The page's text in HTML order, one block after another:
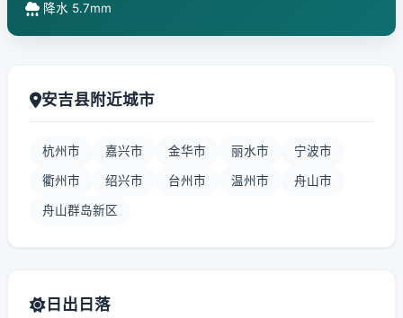
降水 5.7mm
安吉县附近城市
杭州市 嘉兴市 金华市 丽水市 宁波市
衢州市 绍兴市 台州市 温州市 舟山市
舟山群岛新区
日出日落